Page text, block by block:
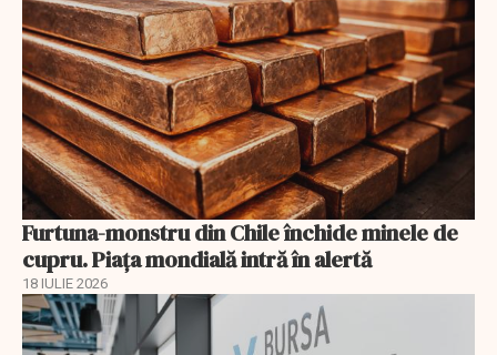
Furtuna-monstru din Chile închide minele de
cupru. Piața mondială intră în alertă
18 IULIE 2026